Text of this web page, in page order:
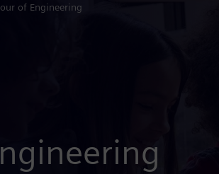
of Engineering